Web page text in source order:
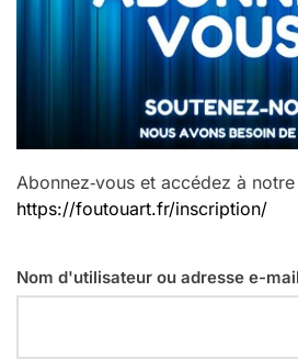
Abonnez‑vous et accédez à
https://foutouart.fr/inscription/
Nom d'utilisateur ou adresse e-mail